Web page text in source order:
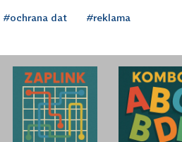
#ochrana dat #reklama